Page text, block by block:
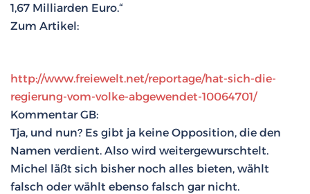
1,67 Milliarden Euro.“
Zum Artikel:
http://www.freiewelt.net/reportage/hat-sich-die-
regierung-vom-volke-abgewendet-10064701/
Kommentar GB:
Tja, und nun? Es gibt ja keine Opposition, die den
Namen verdient. Also wird weitergewurschtelt.
Michel läßt sich bisher noch alles bieten, wählt
falsch oder wählt ebenso falsch gar nicht.